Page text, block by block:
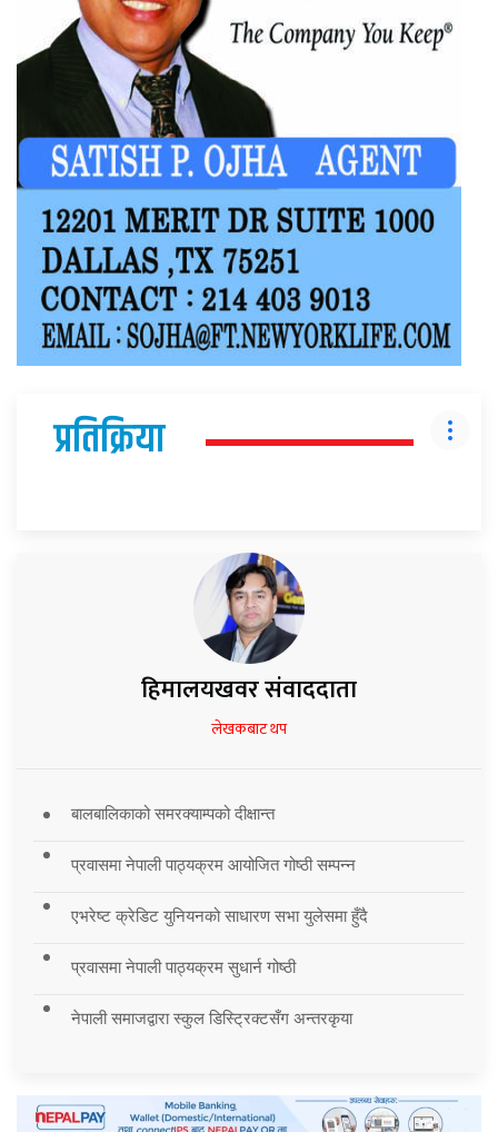
प्रतिक्रिया
हिमालयखवर संवाददाता
लेखकबाट थप
बालबालिकाको समरक्याम्पको दीक्षान्त
प्रवासमा नेपाली पाठ्यक्रम आयोजित गोष्ठी सम्पन्न
एभरेष्ट क्रेडिट युनियनको साधारण सभा युलेसमा हुँदै
प्रवासमा नेपाली पाठ्यक्रम सुधार्न गोष्ठी
नेपाली समाजद्वारा स्कुल डिस्ट्रिक्टसँग अन्तरकृया